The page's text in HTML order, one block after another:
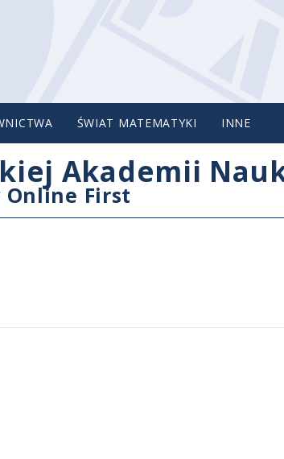
ŚWIAT MATEMATYKI INNE
Akademii
Online First